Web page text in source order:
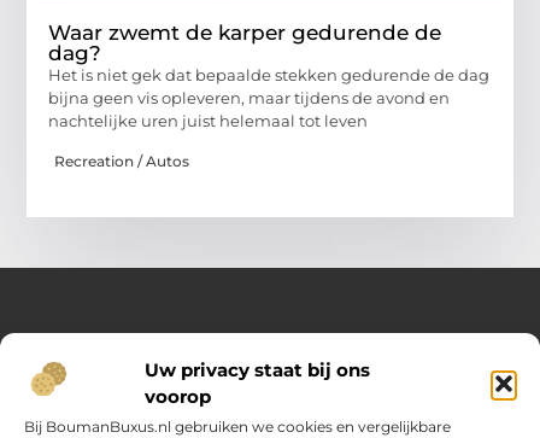
Uw privacy staat bij ons
voorop
Bij BoumanBuxus.nl gebruiken we cookies en vergelijkbare
Waar zwemt de karper gedurende de
dag?
Het is niet gek dat bepaalde stekken gedurende de dag
bijna geen vis opleveren, maar tijdens de avond en
nachtelijke uren juist helemaal tot leven
Recreation / Autos
Over Opelweb
Jouw startpunt voor handige tips en inspirerende artikelen
Op Opelweb.nl vind je een gevarieerd aanbod aan blogs en
content die je helpen meer uit je dag te halen – van nuttige